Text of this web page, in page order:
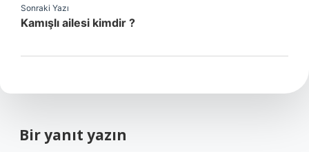
Sonraki Yazı
Kamışlı ailesi kimdir ?
Bir yanıt yazın